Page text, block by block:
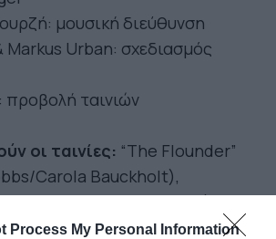
Process My Personal Information
μουσική διεύθυνση
Urban: σχεδιασμός
ταινιών
οι ταινίες: “The Flounder”
Carola Bauckholt),
Blöcher/Eva Reiter),
(Eni Brandner/Misato